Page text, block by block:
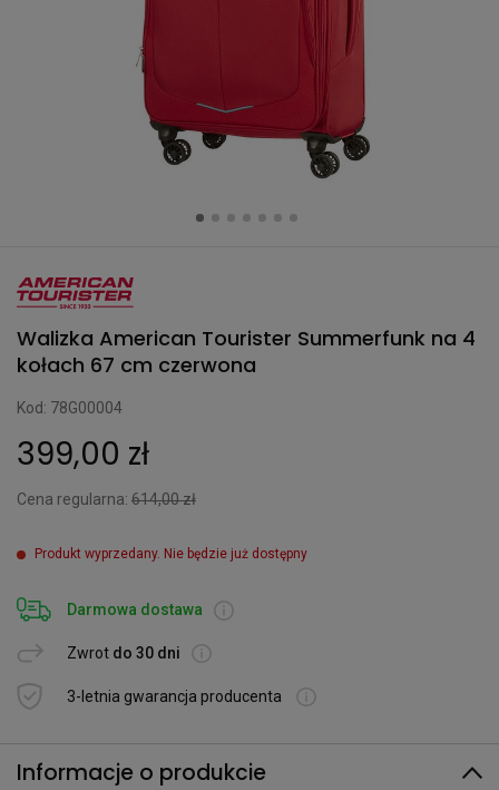
Walizka American Tourister Summerfunk na 4
kołach 67 cm czerwona
Kod: 78G00004
399,00 zł
Cena regularna: 614,00 zł
Produkt wyprzedany. Nie będzie już dostępny
Darmowa dostawa
Zwrot do 30 dni
3-letnia gwarancja producenta
Informacje o produkcie